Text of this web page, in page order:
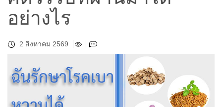
อย่างไร
2 สิงหาคม 2569